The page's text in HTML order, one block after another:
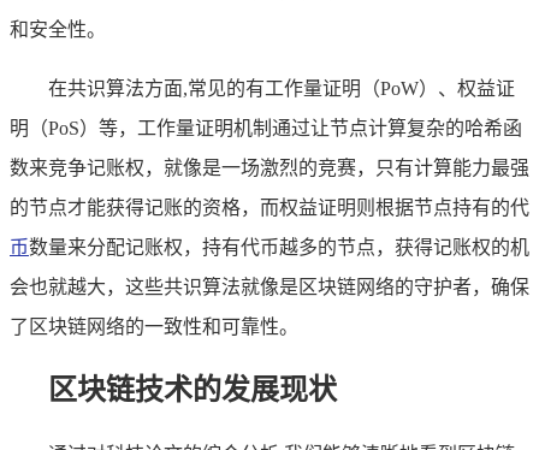
和安全性。
在共识算法方面,常见的有工作量证明（PoW）、权益证
明（PoS）等，工作量证明机制通过让节点计算复杂的哈希函
数来竞争记账权，就像是一场激烈的竞赛，只有计算能力最强
的节点才能获得记账的资格，而权益证明则根据节点持有的代
币数量来分配记账权，持有代币越多的节点，获得记账权的机
会也就越大，这些共识算法就像是区块链网络的守护者，确保
了区块链网络的一致性和可靠性。
区块链技术的发展现状